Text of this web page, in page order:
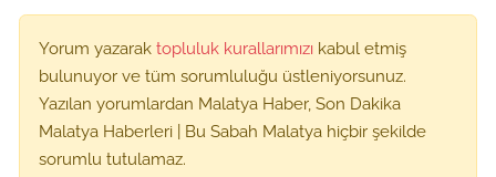
Yorum yazarak topluluk kurallarımızı kabul etmiş
bulunuyor ve tüm sorumluluğu üstleniyorsunuz.
Yazılan yorumlardan Malatya Haber, Son Dakika
Malatya Haberleri | Bu Sabah Malatya hiçbir şekilde
sorumlu tutulamaz.